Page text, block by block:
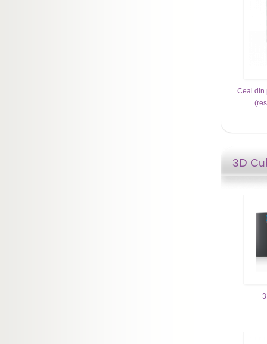
Ceai din
3D